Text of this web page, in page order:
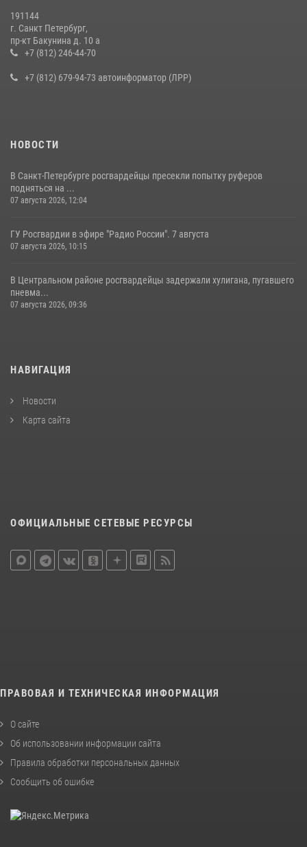
191144
г. Санкт Петербург,
пр-кт Бакунина д. 10 а
+7 (812) 246-44-70
+7 (812) 679-94-73 автоинформатор (ЛРР)
НОВОСТИ
В Санкт-Петербурге росгвардейцы пресекли попытку руферов
подняться на ...
07 августа 2026, 12:04
ГУ Росгвардии в эфире "Радио России". 7 августа
07 августа 2026, 10:15
В Центральном районе росгвардейцы задержали хулигана, пугавшего
пневма...
07 августа 2026, 09:36
НАВИГАЦИЯ
Новости
Карта сайта
ОФИЦИАЛЬНЫЕ СЕТЕВЫЕ РЕСУРСЫ
ПРАВОВАЯ И ТЕХНИЧЕСКАЯ ИНФОРМАЦИЯ
О сайте
Об использовании информации сайта
Правила обработки персональных данных
Сообщить об ошибке